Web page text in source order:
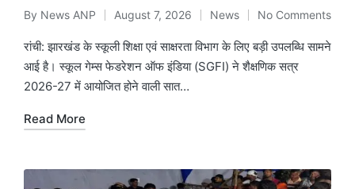
Posted
by
By News ANP August 7, 2026
Posted
in
News No Comments
रांची: झारखंड के स्कूली शिक्षा एवं साक्षरता विभाग के लिए बड़ी उपलब्धि सामने
आई है। स्कूल गेम्स फेडरेशन ऑफ इंडिया (SGFI) ने शैक्षणिक सत्र
2026-27 में आयोजित होने वाली सात…
Read More